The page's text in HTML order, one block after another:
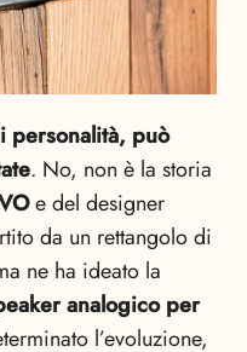
personalità, può
. No, non è la storia
e del designer
da un rettangolo di
ne ha ideato la
analogico per
l’evoluzione,